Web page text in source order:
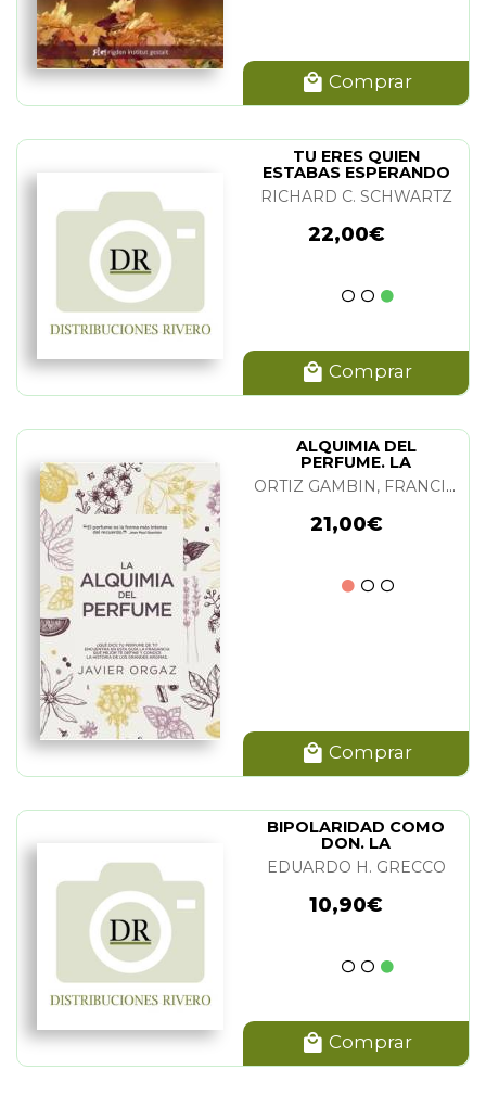
Comprar
TU ERES QUIEN
ESTABAS ESPERANDO
RICHARD C. SCHWARTZ
22,00€
Comprar
ALQUIMIA DEL
PERFUME. LA
ORTIZ GAMBIN, FRANCISCO JAVIER
21,00€
Comprar
BIPOLARIDAD COMO
DON. LA
EDUARDO H. GRECCO
10,90€
Comprar